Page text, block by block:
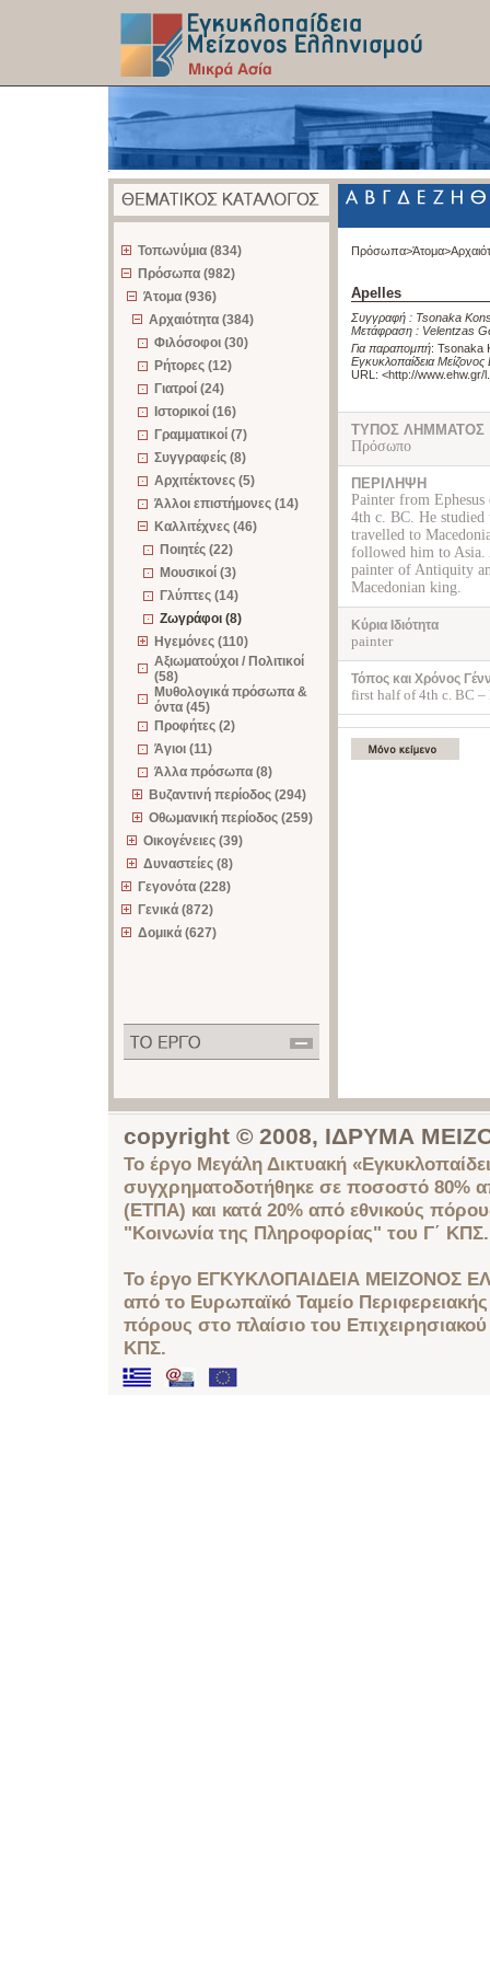
Τοπωνύμια (834)
Πρόσωπα (982)
Άτομα (936)
Αρχαιότητα (384)
Φιλόσοφοι (30)
Ρήτορες (12)
Γιατροί (24)
Ιστορικοί (16)
Γραμματικοί (7)
Συγγραφείς (8)
Αρχιτέκτονες (5)
Άλλοι επιστήμονες (14)
Καλλιτέχνες (46)
Ποιητές (22)
Μουσικοί (3)
Γλύπτες (14)
Ζωγράφοι (8)
Ηγεμόνες (110)
Αξιωματούχοι / Πολιτικοί
(58)
Μυθολογικά πρόσωπα &
όντα (45)
Προφήτες (2)
Άγιοι (11)
Άλλα πρόσωπα (8)
Βυζαντινή περίοδος (294)
Οθωμανική περίοδος (259)
Οικογένειες (39)
Δυναστείες (8)
Γεγονότα (228)
Γενικά (872)
Δομικά (627)
Πρόσωπα>Άτομα>
Apelles
Συγγραφή : Tsonaka
Μετάφραση : Velentzas
Για παραπομπή: Tsonaka
Εγκυκλοπαίδεια
URL: <http://www.ehw.gr/
ΤΥΠΟΣ ΛΗΜΜΑΤΟΣ
Πρόσωπο
ΠΕΡΙΛΗΨΗ
Painter from
4th c. BC. He
travelled to
followed him to Asia.
painter of Antiquity
Macedonian king.
Κύρια Ιδιότητα
painter
Τόπος και Χρόνος
first half of 4th c. BC –
copyright © 2008, ΙΔΡΥΜΑ
Το έργο Μεγάλη Δικτυακή
συγχρηματοδοτήθηκε σε ποσοστό 80%
(ΕΤΠΑ) και κατά 20% από εθνικούς
"Κοινωνία της Πληροφορίας" του Γ΄ ΚΠΣ.
Το έργο ΕΓΚΥΚΛΟΠΑΙΔΕΙΑ ΜΕΙΖΟΝΟΣ
από το Ευρωπαϊκό Ταμείο
πόρους στο πλαίσιο του
ΚΠΣ.